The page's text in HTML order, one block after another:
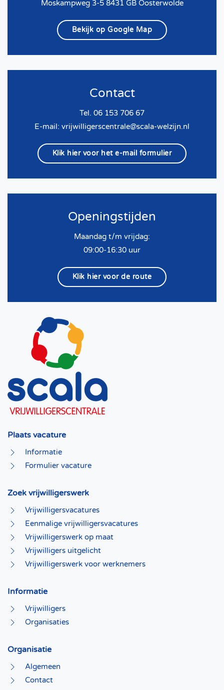
Moskampweg 3-5 8431 GB Oosterwolde
Bekijk op Google Map
Contact
Tel. 06 153 706 67
E-mail: vrijwilligerscentrale@scala-welzijn.nl
Klik hier voor het e-mail formulier
Openingstijden
Maandag t/m vrijdag:
09:00-16:30 uur
Klik hier voor de route
Plaats vacature
Informatie
Formulier vacature
Zoek vrijwilligerswerk
Vrijwilligersvacatures
Eenmalige vrijwilligersvacatures
Vrijwilligerswerk op maat
Vrijwilligers uitgelicht
Vrijwilligerswerk voor werknemers
Informatie
Vrijwilligers
Organisaties
Organisatie
Algemeen
Contact